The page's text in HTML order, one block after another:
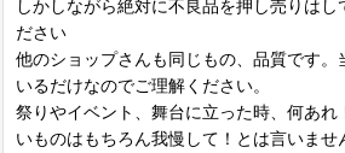
しかしながら絶対に不良品を押し売りはし
ださい
他のショップさんも同じもの、品質です。
いるだけなのでご理解ください。
祭りやイベント、舞台に立った時、何あ
いものはもちろん我慢して！とは言いませ